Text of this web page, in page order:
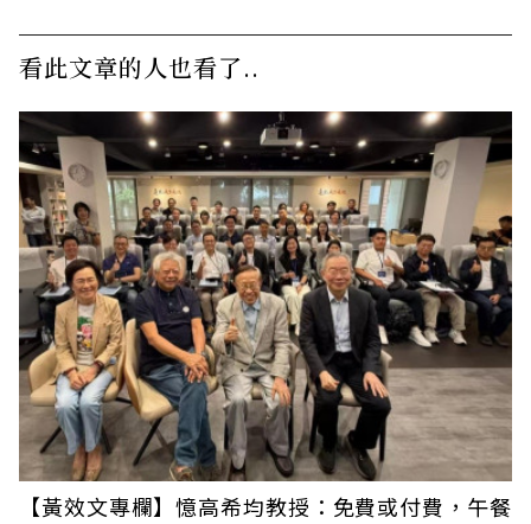
看此文章的人也看了..
【黃效文專欄】憶高希均教授：免費或付費，午餐